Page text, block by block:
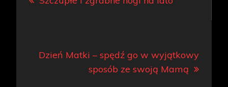
wpisu
Dzień Matki – spędź go w wyjątkowy
sposób ze swoją Mamą